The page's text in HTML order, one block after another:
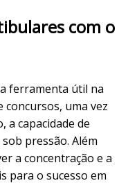
com o
ferramenta útil na
uma vez
a capacidade de
pressão. Além
a concentração e a
para o sucesso em